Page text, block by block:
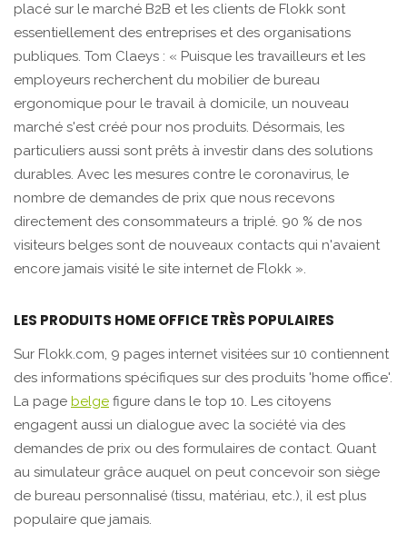
placé sur le marché B2B et les clients de Flokk sont
essentiellement des entreprises et des organisations
publiques. Tom Claeys : « Puisque les travailleurs et les
employeurs recherchent du mobilier de bureau
ergonomique pour le travail à domicile, un nouveau
marché s'est créé pour nos produits. Désormais, les
particuliers aussi sont prêts à investir dans des solutions
durables. Avec les mesures contre le coronavirus, le
nombre de demandes de prix que nous recevons
directement des consommateurs a triplé. 90 % de nos
visiteurs belges sont de nouveaux contacts qui n'avaient
encore jamais visité le site internet de Flokk ».
LES PRODUITS HOME OFFICE TRÈS POPULAIRES
Sur Flokk.com, 9 pages internet visitées sur 10 contiennent
des informations spécifiques sur des produits 'home office'.
La page belge figure dans le top 10. Les citoyens
engagent aussi un dialogue avec la société via des
demandes de prix ou des formulaires de contact. Quant
au simulateur grâce auquel on peut concevoir son siège
de bureau personnalisé (tissu, matériau, etc.), il est plus
populaire que jamais.